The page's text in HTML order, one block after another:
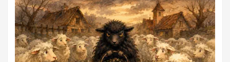
ihm den Boden wegzog. ...